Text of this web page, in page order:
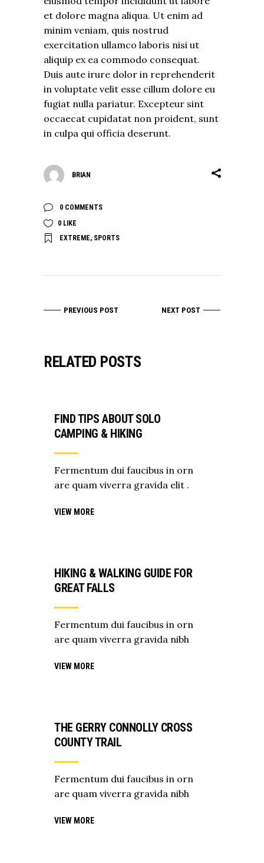
et dolore magna aliqua. Ut enim ad
minim veniam, quis nostrud
exercitation ullamco laboris nisi ut
aliquip ex ea commodo consequat.
Duis aute irure dolor in reprehenderit
in voluptate velit esse cillum dolore eu
fugiat nulla pariatur. Excepteur sint
occaecat cupidatat non proident, sunt
in culpa qui officia deserunt.
BRIAN
0 COMMENTS
0 LIKE
EXTREME, SPORTS
PREVIOUS POST NEXT POST
RELATED POSTS
FIND TIPS ABOUT SOLO
CAMPING & HIKING
Fermentum dui faucibus in orn
are quam viverra gravida elit .
VIEW MORE
HIKING & WALKING GUIDE FOR
GREAT FALLS
Fermentum dui faucibus in orn
are quam viverra gravida nibh
VIEW MORE
THE GERRY CONNOLLY CROSS
COUNTY TRAIL
Fermentum dui faucibus in orn
are quam viverra gravida nibh
VIEW MORE